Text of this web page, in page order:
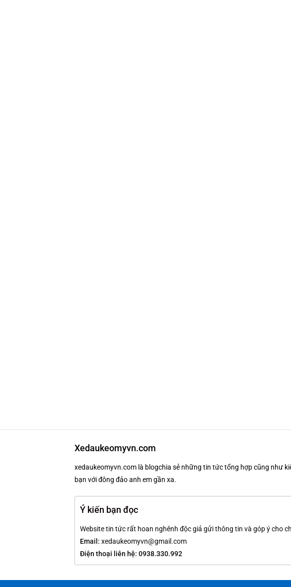
Xedaukeomyvn.com
xedaukeomyvn.com là blogchia sẻ những tin tức tổng hợp cũng như
bạn với đông đảo anh em gần xa.
Ý kiến bạn đọc
Website tin tức rất hoan nghênh độc giả gửi thông tin và góp ý cho
Email: xedaukeomyvn@gmail.com
Điện thoại liên hệ: 0938.330.992